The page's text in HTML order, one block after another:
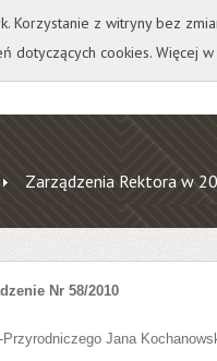
A A
Zarządzenia Rektora w
Nr 58/2010
Jana
z witryny bez
dotyczących cookies. Więcej w